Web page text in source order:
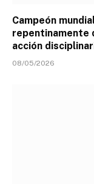
Campeón
repentinamente
acción
08/05/2026